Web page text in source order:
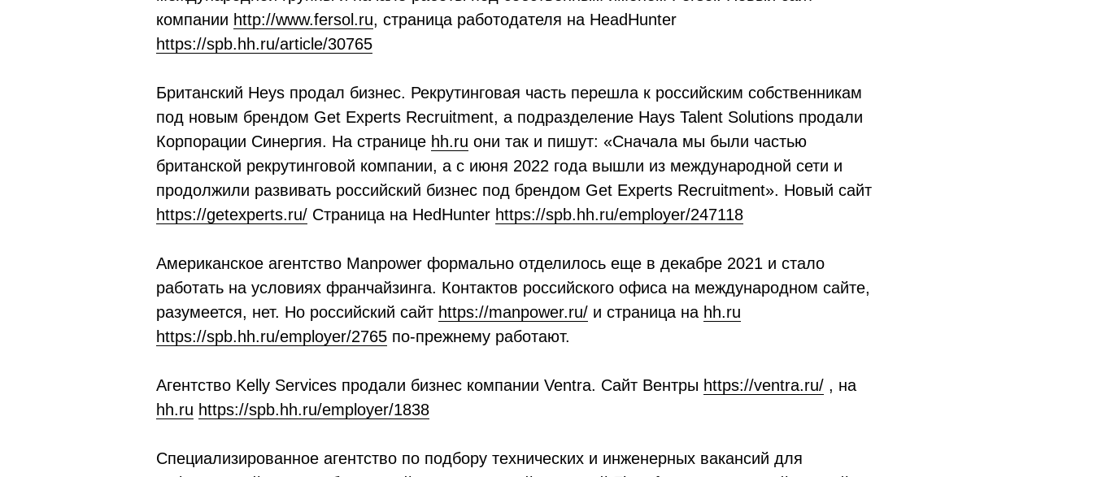
компании http://www.fersol.ru, страница работодателя на HeadHunter
https://spb.hh.ru/article/30765
Британский Heys продал бизнес. Рекрутинговая часть перешла к российским собственникам
под новым брендом Get Experts Recruitment, а подразделение Hays Talent Solutions продали
Корпорации Синергия. На странице hh.ru они так и пишут: «Сначала мы были частью
британской рекрутинговой компании, а с июня 2022 года вышли из международной сети и
продолжили развивать российский бизнес под брендом Get Experts Recruitment». Новый сайт
https://getexperts.ru/ Страница на HedHunter https://spb.hh.ru/employer/247118
Американское агентство Manpower формально отделилось еще в декабре 2021 и стало
работать на условиях франчайзинга. Контактов российского офиса на международном сайте,
разумеется, нет. Но российский сайт https://manpower.ru/ и страница на hh.ru
https://spb.hh.ru/employer/2765 по-прежнему работают.
Агентство Kelly Services продали бизнес компании Ventra. Сайт Вентры https://ventra.ru/ , на
hh.ru https://spb.hh.ru/employer/1838
Специализированное агентство по подбору технических и инженерных вакансий для